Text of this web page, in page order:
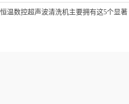
温数控超声波清洗机主要拥有这5个显著